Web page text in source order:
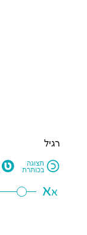
רגיל
N תצוגה
בכותרת
M
אא